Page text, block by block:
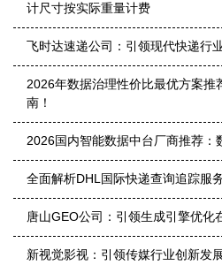
计尺寸按实际重量计费
飞时达速递公司：引领现代快递行
2026年数据治理性价比最优方案推
南！
2026国内智能数据中台厂商推荐：
全面解析DHL国际快递查询追踪服
唐山GEO公司：引领生成引擎优化
新视觉影视：引领传媒行业创新发